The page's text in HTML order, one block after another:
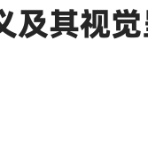
及其视